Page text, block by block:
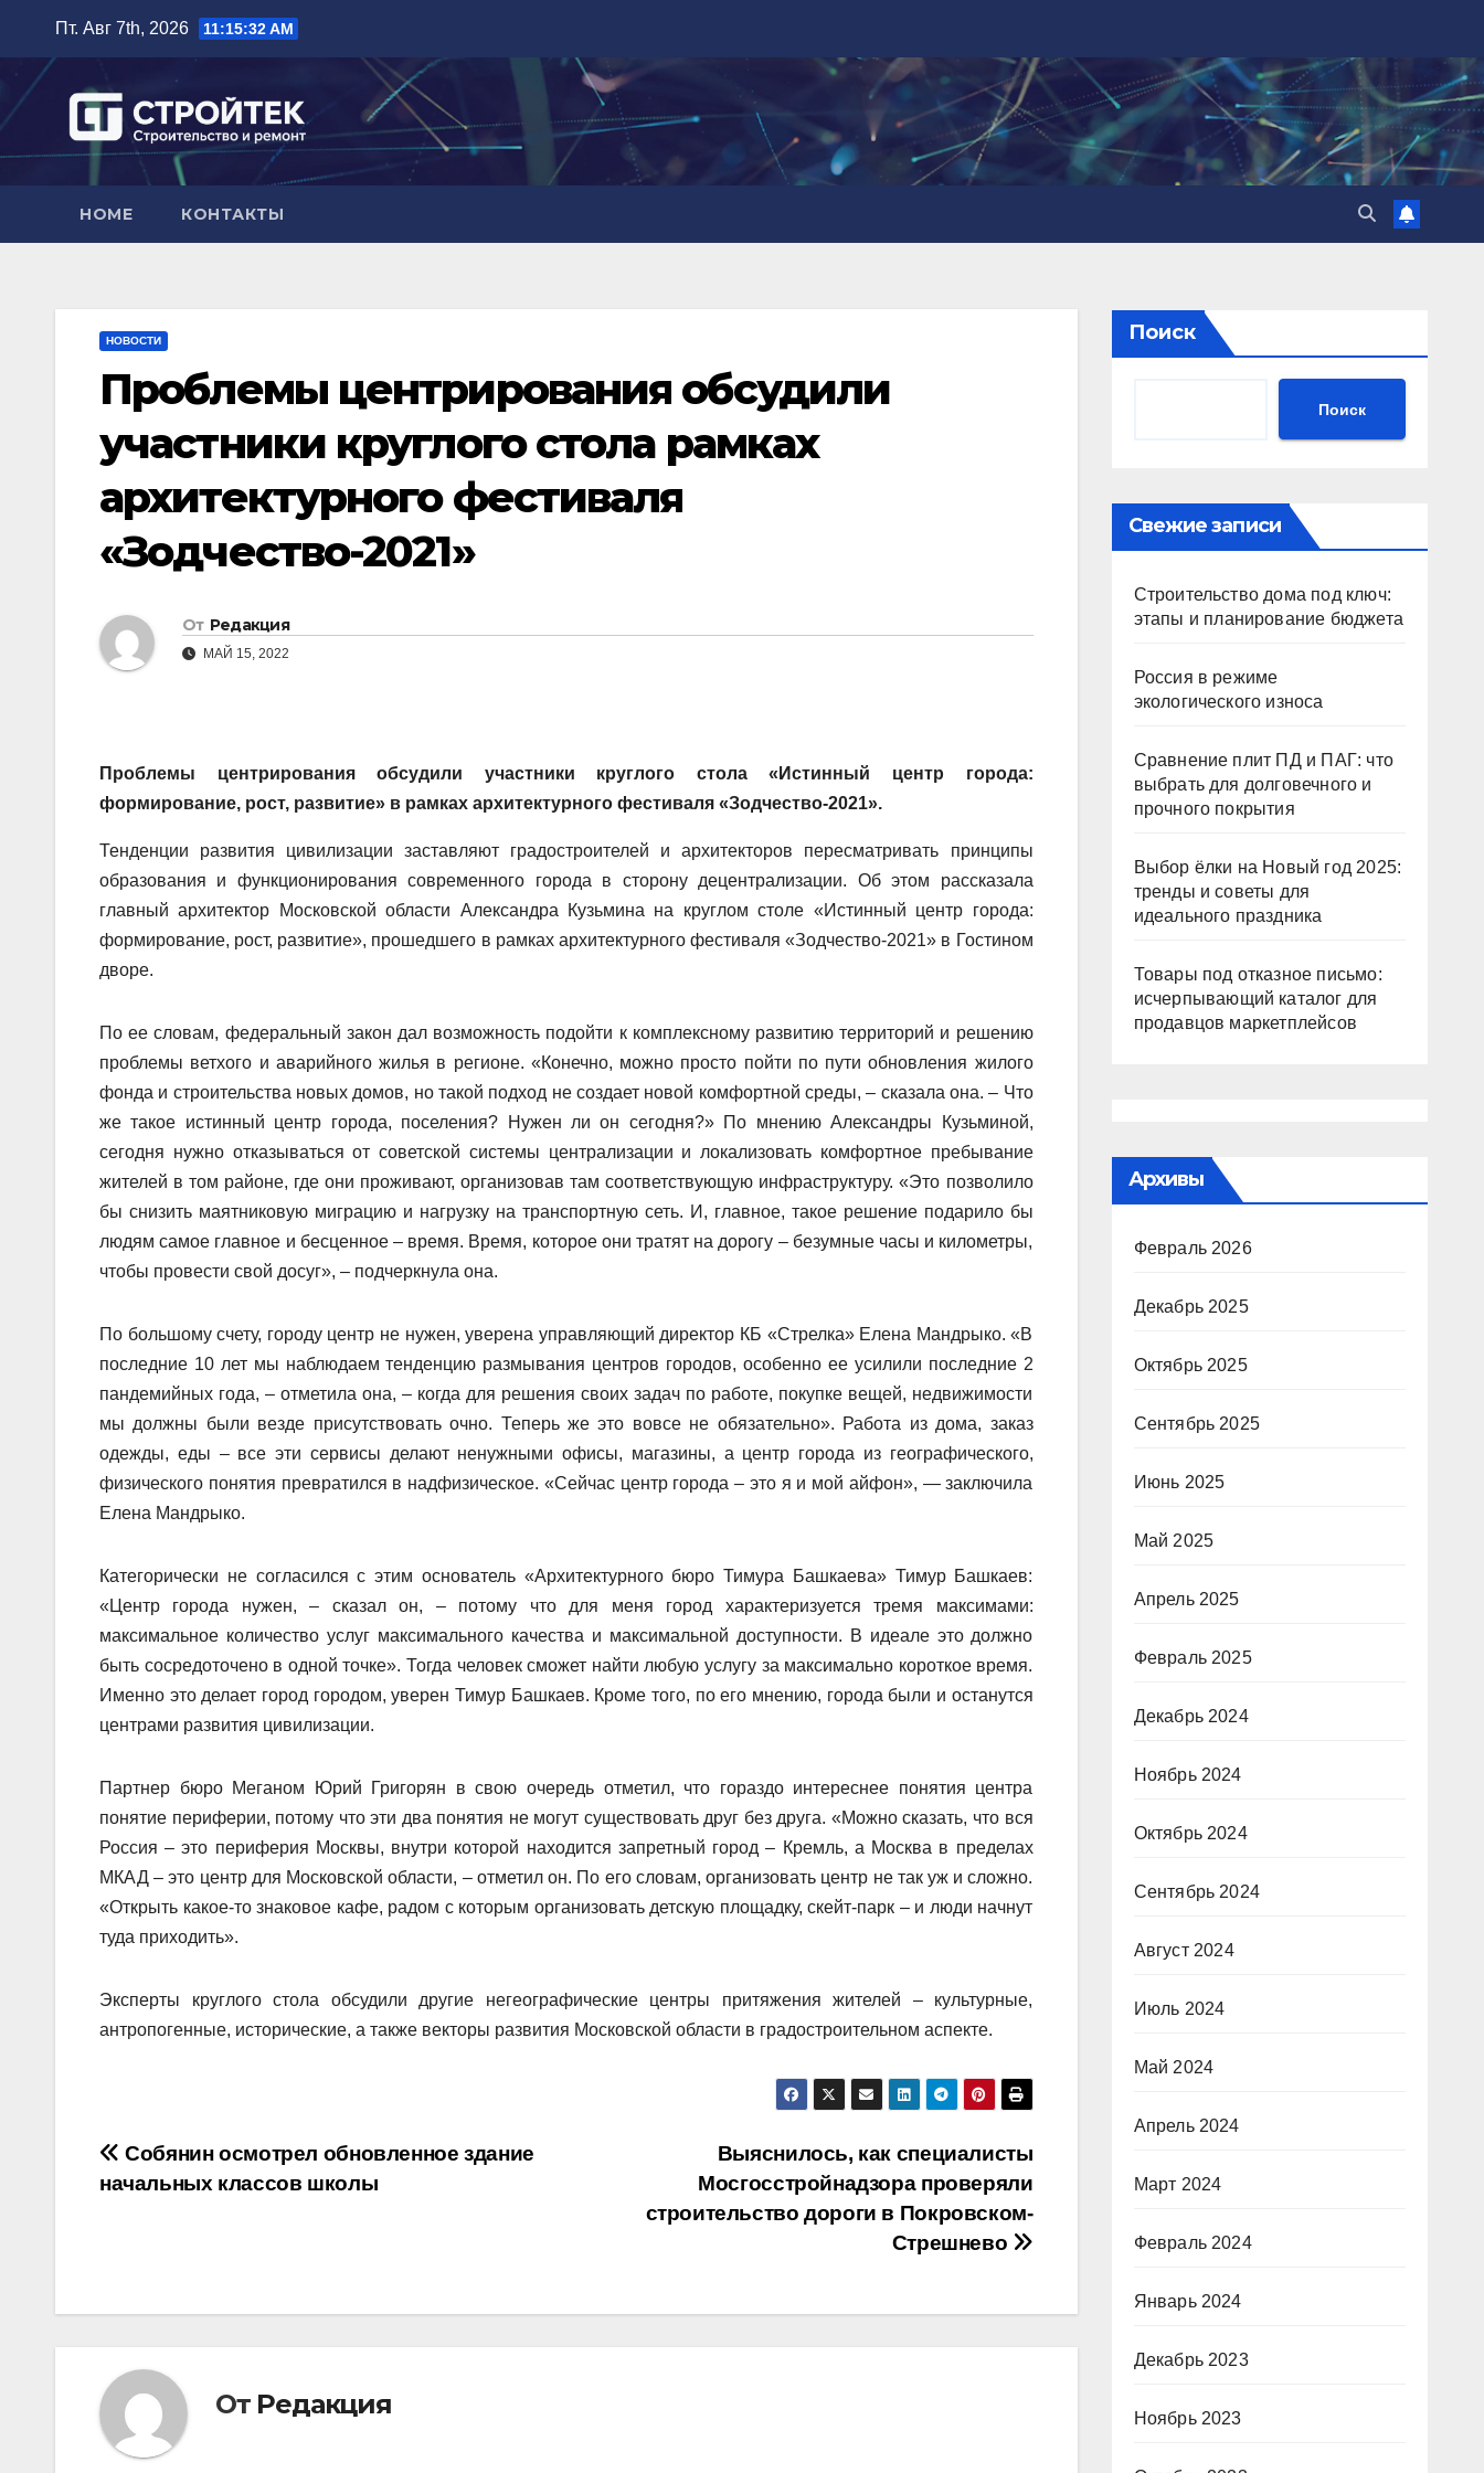
содержимому
Пт. Авг 7th, 2026 11:15:33 AM
HOME КОНТАКТЫ
НОВОСТИ
Проблемы центрирования обсудили
участники круглого стола рамках
архитектурного фестиваля
«Зодчество-2021»
От Редакция
МАЙ 15, 2022
Проблемы центрирования обсудили участники круглого стола «Истинный центр города:
формирование, рост, развитие» в рамках архитектурного фестиваля «Зодчество-2021».
Тенденции развития цивилизации заставляют градостроителей и архитекторов пересматривать принципы
образования и функционирования современного города в сторону децентрализации. Об этом рассказала
главный архитектор Московской области Александра Кузьмина на круглом столе «Истинный центр города:
формирование, рост, развитие», прошедшего в рамках архитектурного фестиваля «Зодчество-2021» в Гостином
дворе.
По ее словам, федеральный закон дал возможность подойти к комплексному развитию территорий и решению
проблемы ветхого и аварийного жилья в регионе. «Конечно, можно просто пойти по пути обновления жилого
фонда и строительства новых домов, но такой подход не создает новой комфортной среды, – сказала она. – Что
же такое истинный центр города, поселения? Нужен ли он сегодня?» По мнению Александры Кузьминой,
сегодня нужно отказываться от советской системы централизации и локализовать комфортное пребывание
жителей в том районе, где они проживают, организовав там соответствующую инфраструктуру. «Это позволило
бы снизить маятниковую миграцию и нагрузку на транспортную сеть. И, главное, такое решение подарило бы
людям самое главное и бесценное – время. Время, которое они тратят на дорогу – безумные часы и километры,
чтобы провести свой досуг», – подчеркнула она.
По большому счету, городу центр не нужен, уверена управляющий директор КБ «Стрелка» Елена Мандрыко. «В
последние 10 лет мы наблюдаем тенденцию размывания центров городов, особенно ее усилили последние 2
пандемийных года, – отметила она, – когда для решения своих задач по работе, покупке вещей, недвижимости
мы должны были везде присутствовать очно. Теперь же это вовсе не обязательно». Работа из дома, заказ
одежды, еды – все эти сервисы делают ненужными офисы, магазины, а центр города из географического,
физического понятия превратился в надфизическое. «Сейчас центр города – это я и мой айфон», — заключила
Елена Мандрыко.
Категорически не согласился с этим основатель «Архитектурного бюро Тимура Башкаева» Тимур Башкаев:
«Центр города нужен, – сказал он, – потому что для меня город характеризуется тремя максимами:
максимальное количество услуг максимального качества и максимальной доступности. В идеале это должно
быть сосредоточено в одной точке». Тогда человек сможет найти любую услугу за максимально короткое время.
Именно это делает город городом, уверен Тимур Башкаев. Кроме того, по его мнению, города были и останутся
центрами развития цивилизации.
Партнер бюро Меганом Юрий Григорян в свою очередь отметил, что гораздо интереснее понятия центра
понятие периферии, потому что эти два понятия не могут существовать друг без друга. «Можно сказать, что вся
Россия – это периферия Москвы, внутри которой находится запретный город – Кремль, а Москва в пределах
МКАД – это центр для Московской области, – отметил он. По его словам, организовать центр не так уж и сложно.
«Открыть какое-то знаковое кафе, радом с которым организовать детскую площадку, скейт-парк – и люди начнут
туда приходить».
Эксперты круглого стола обсудили другие негеографические центры притяжения жителей – культурные,
антропогенные, исторические, а также векторы развития Московской области в градостроительном аспекте.
Навигация
Выяснилось, как специалисты
Мосгосстройнадзора проверяли
строительство дороги в Покровском-
Стрешнево
Собянин осмотрел обновленное здание
начальных классов школы
От Редакция
Поиск
Поиск
Свежие записи
Строительство дома под ключ:
этапы и планирование бюджета
Россия в режиме
экологического износа
Сравнение плит ПД и ПАГ: что
выбрать для долговечного и
прочного покрытия
Выбор ёлки на Новый год 2025:
тренды и советы для
идеального праздника
Товары под отказное письмо:
исчерпывающий каталог для
продавцов маркетплейсов
Архивы
Февраль 2026
Декабрь 2025
Октябрь 2025
Сентябрь 2025
Июнь 2025
Май 2025
Апрель 2025
Февраль 2025
Декабрь 2024
Ноябрь 2024
Октябрь 2024
Сентябрь 2024
Август 2024
Июль 2024
Май 2024
Апрель 2024
Март 2024
Февраль 2024
Январь 2024
Декабрь 2023
Ноябрь 2023